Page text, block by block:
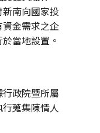
南向國家投
金需求之企
當地設置。
行政院暨所屬
蒐集陳情人